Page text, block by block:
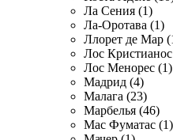
Ла Сения (1)
Ла-Оротава (1)
Ллорет де Мар
Лос
Лос Менорес (1)
Мадрид (4)
Малага (23)
Марбелья (46)
Мас Фуматас (1)